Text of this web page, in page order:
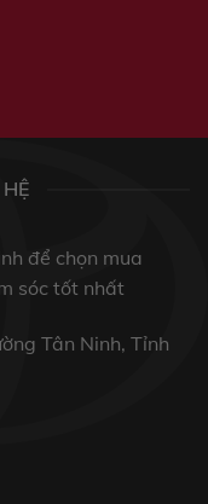
để chọn mua
sóc tốt nhất
Tân Ninh, Tỉnh